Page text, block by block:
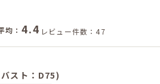
均： 4.4 レビュー件数：47
スト：D75)